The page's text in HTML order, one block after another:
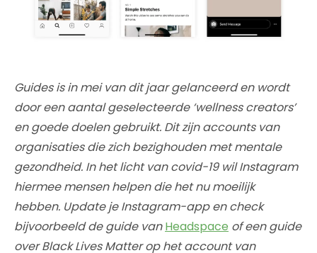
Guides is in mei van dit jaar gelanceerd en wordt
door een aantal geselecteerde ‘wellness creators’
en goede doelen gebruikt. Dit zijn accounts van
organisaties die zich bezighouden met mentale
gezondheid. In het licht van covid-19 wil Instagram
hiermee mensen helpen die het nu moeilijk
hebben. Update je Instagram-app en check
bijvoorbeeld de guide vanHeadspace of een guide
over Black Lives Matter op het account van